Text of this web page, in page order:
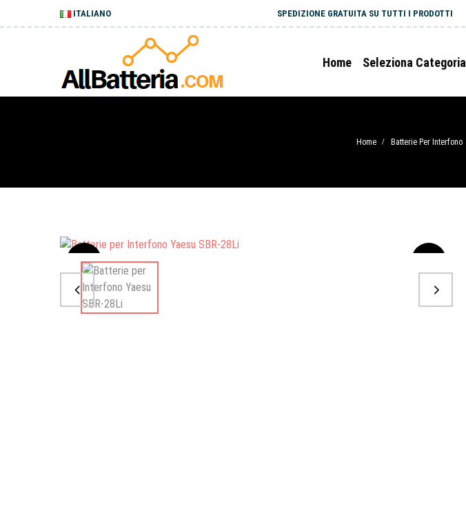
ITALIANO SPEDIZIONE GRATUITA SU TUTTI I PRODOTTI
Home Seleziona Categoria
Home / Batterie Per Interfono
Sale